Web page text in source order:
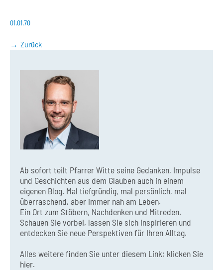
01.01.70
Zurück
Ab sofort teilt Pfarrer Witte seine Gedanken, Impulse
und Geschichten aus dem Glauben auch in einem
eigenen Blog. Mal tiefgründig, mal persönlich, mal
überraschend, aber immer nah am Leben.
Ein Ort zum Stöbern, Nachdenken und Mitreden.
Schauen Sie vorbei, lassen Sie sich inspirieren und
entdecken Sie neue Perspektiven für Ihren Alltag.
Alles weitere finden Sie unter diesem Link: klicken Sie
hier.